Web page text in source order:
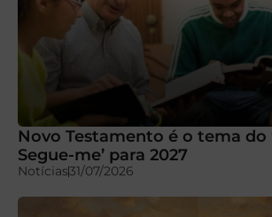
Novo Testamento é o tema do
Segue-me’ para 2027
Notícias31/07/2026